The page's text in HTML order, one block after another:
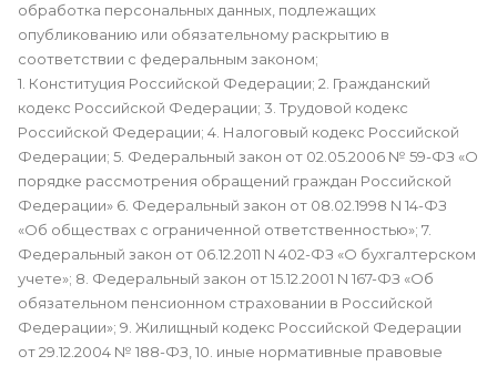
обработка персональных данных, подлежащих
опубликованию или обязательному раскрытию в
соответствии с федеральным законом;
1. Конституция Российской Федерации; 2. Гражданский
кодекс Российской Федерации; 3. Трудовой кодекс
Российской Федерации; 4. Налоговый кодекс Российской
Федерации; 5. Федеральный закон от 02.05.2006 № 59-ФЗ «О
порядке рассмотрения обращений граждан Российской
Федерации» 6. Федеральный закон от 08.02.1998 N 14-ФЗ
«Об обществах с ограниченной ответственностью»; 7.
Федеральный закон от 06.12.2011 N 402-ФЗ «О бухгалтерском
учете»; 8. Федеральный закон от 15.12.2001 N 167-ФЗ «Об
обязательном пенсионном страховании в Российской
Федерации»; 9. Жилищный кодекс Российской Федерации
от 29.12.2004 № 188-ФЗ, 10. иные нормативные правовые